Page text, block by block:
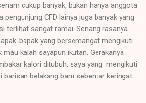
cukup banyak, bukan hanya anggota
pengunjung CFD lainya juga banyak yang
terlihat sangat ramai. Senang rasanya
bapak yang bersemangat mengikuti
mau kalah sayapun ikutan. Gerakanya
kalori ditubuh, saya yang mengikuti
barisan belakang baru sebentar keringat